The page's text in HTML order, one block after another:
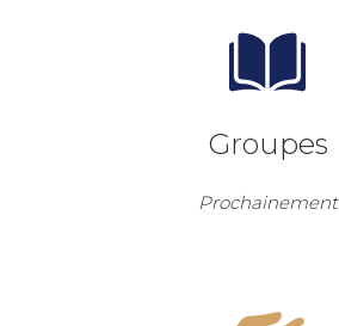
Groupes
Prochainement